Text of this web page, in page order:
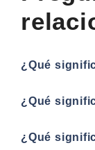
¿Qué
¿Qué
¿Qué